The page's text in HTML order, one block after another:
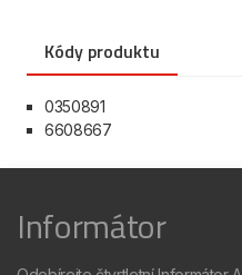
Kódy produktu
0350891
6608667
Informátor